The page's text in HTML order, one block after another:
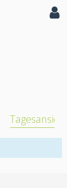
Tagesansicht